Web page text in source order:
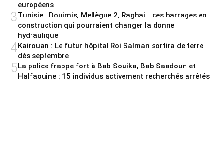
européens
3Tunisie : Douimis, Mellègue 2, Raghai… ces barrages en
construction qui pourraient changer la donne
hydraulique
4Kairouan : Le futur hôpital Roi Salman sortira de terre
dès septembre
5La police frappe fort à Bab Souika, Bab Saadoun et
Halfaouine : 15 individus activement recherchés arrêtés